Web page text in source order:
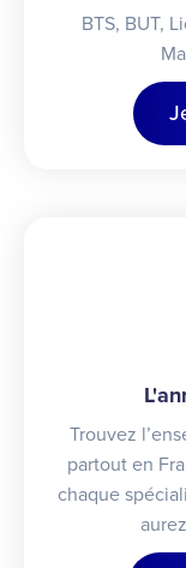
BTS, BUT,
Trouvez
partout en
chaque